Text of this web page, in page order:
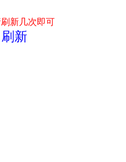
新几次即可
刷新